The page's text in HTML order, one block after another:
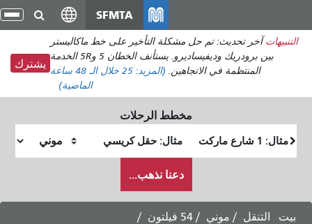
انتقل
إلى
المحتوى
الرئيسي
SFMTA
التنبيهات آخر تحديث: تم حل مشكلة التأخير على خط ماكاليستر
بين برودريك وديفيساديرو. يستأنف الخطان 5 و5R الخدمة
المنتظمة في الاتجاهين. (المزيد: 25
خلال الـ 48 ساعة
الماضية)
يشترك
مخطط الرحلات
البداية
النهاية
أرغب
في
السفر
دعنا نذهب...
بيت التنقل موني
54 فيلتون